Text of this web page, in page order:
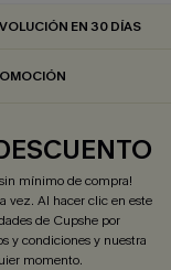
EN 30 DÍAS
mínimo de compra!
vez. Al hacer clic en este
de Cupshe por
y condicionesy nuestra
momento.